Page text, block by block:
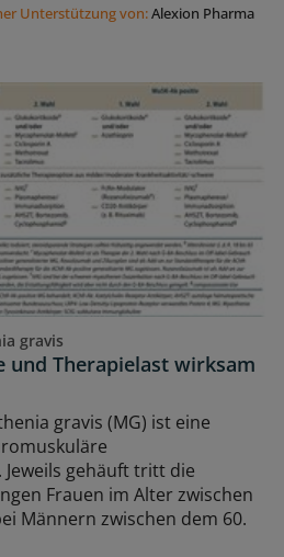
Unterstützung von:Alexion Pharma
gravis
und Therapielast wirksam
gravis (MG) ist eine
gehäuft tritt die
Frauen im Alter zwischen
Männern zwischen dem 60.